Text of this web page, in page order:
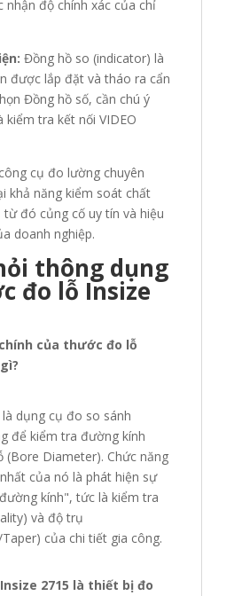
nhận độ chính xác của chỉ
Đồng hồ so (indicator) là
được lắp đặt và tháo ra cẩn
Đồng hồ số, cần chú ý
kiểm tra kết nối VIDEO
cụ đo lường chuyên
khả năng kiểm soát chất
đó củng cố uy tín và hiệu
doanh nghiệp.
thông dụng
đo lỗ Insize
của thước đo lỗ
là dụng cụ đo so sánh
để kiểm tra đường kính
(Bore Diameter). Chức năng
của nó là phát hiện sự
kính", tức là kiểm tra
và độ trụ
Taper) của chi tiết gia công.
2715 là thiết bị đo